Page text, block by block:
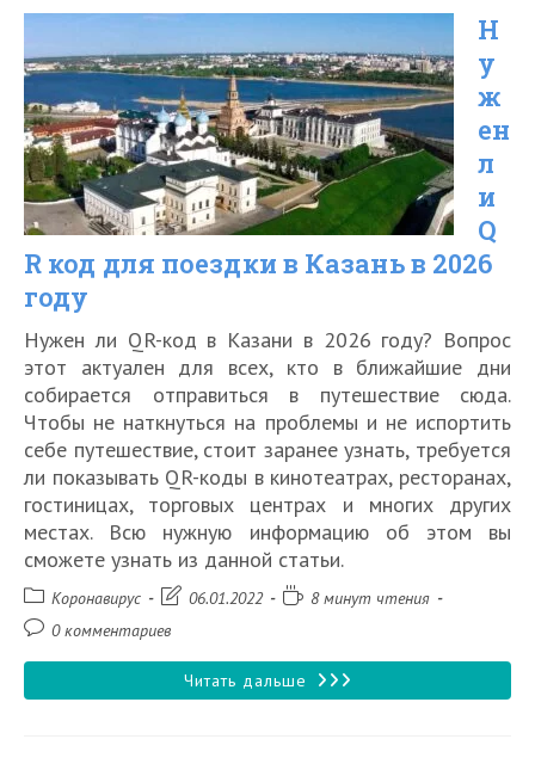
для
поездки
в
Подмосковье
2026
Н
у
ж
ен
л
и
Q
R код для поездки в Казань в 2026
году
Нужен ли QR-код в Казани в 2026 году? Вопрос
этот актуален для всех, кто в ближайшие дни
собирается отправиться в путешествие сюда.
Чтобы не наткнуться на проблемы и не испортить
себе путешествие, стоит заранее узнать, требуется
ли показывать QR-коды в кинотеатрах, ресторанах,
гостиницах, торговых центрах и многих других
местах. Всю нужную информацию об этом вы
сможете узнать из данной статьи.
Рубрика
записи:
Коронавирус
Запись06.01.2022
Время8 минут чтения
Комментарии
0 комментариев
Читать дальше Нужен